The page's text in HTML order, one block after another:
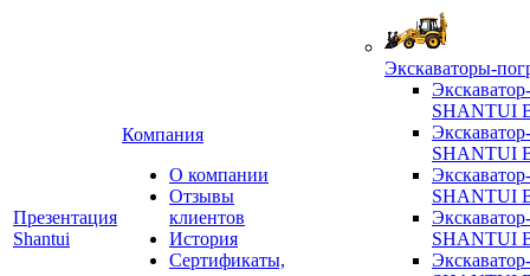
Презентация
Shantui
Компания
О компании
Отзывы
клиентов
История
Сертификаты,
Экскаваторы-
SHANTUI
SHANTUI
SHANTUI
SHANTUI